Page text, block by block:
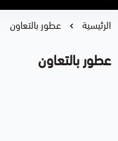
الرئيسية عطور بالتعاون
عطور بالتعاون